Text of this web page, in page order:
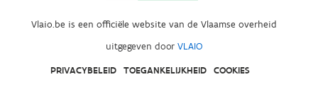
Vlaio.be is een officiële website van de Vlaamse overheid
uitgegeven door VLAIO
PRIVACYBELEID TOEGANKELIJKHEID COOKIES